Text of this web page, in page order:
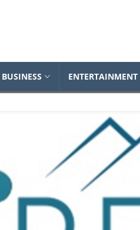
BUSINESS ENTERTAINMENT